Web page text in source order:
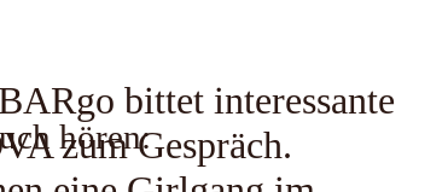
hören:
bittet interessante
zum Gespräch.